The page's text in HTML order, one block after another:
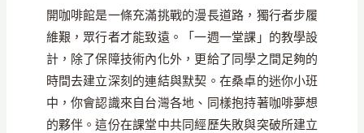
開咖啡館是一條充滿挑戰的漫長道路，獨行者步履
維艱，眾行者才能致遠。「一週一堂課」的教學設
計，除了保障技術內化外，更給了同學之間足夠的
時間去建立深刻的連結與默契。在桑卓的迷你小班
中，你會認識來自台灣各地、同樣抱持著咖啡夢想
的夥伴。這份在課堂中共同經歷失敗與突破所建立